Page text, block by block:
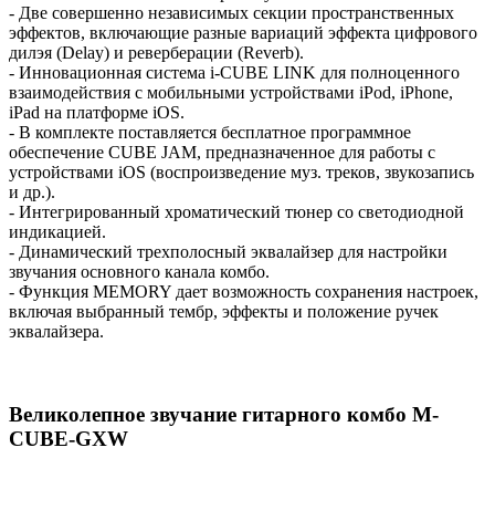
- Две совершенно независимых секции пространственных
эффектов, включающие разные вариаций эффекта цифрового
дилэя (Delay) и реверберации (Reverb).
- Инновационная система i-CUBE LINK для полноценного
взаимодействия с мобильными устройствами iPod, iPhone,
iPad на платформе iOS.
- В комплекте поставляется бесплатное программное
обеспечение CUBE JAM, предназначенное для работы с
устройствами iOS (воспроизведение муз. треков, звукозапись
и др.).
- Интегрированный хроматический тюнер со светодиодной
индикацией.
- Динамический трехполосный эквалайзер для настройки
звучания основного канала комбо.
- Функция MEMORY дает возможность сохранения настроек,
включая выбранный тембр, эффекты и положение ручек
эквалайзера.
Великолепное звучание гитарного комбо M-
CUBE-GXW